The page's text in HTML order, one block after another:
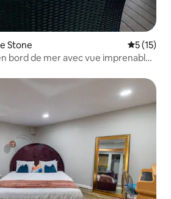
Stone
5 (15)
bord de mer avec vue imprenable